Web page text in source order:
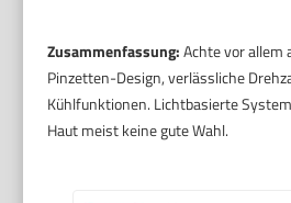
Zusammenfassung:Achte vor allem
Pinzetten-Design, verlässliche
Kühlfunktionen. Lichtbasierte
Haut meist keine gute Wahl.